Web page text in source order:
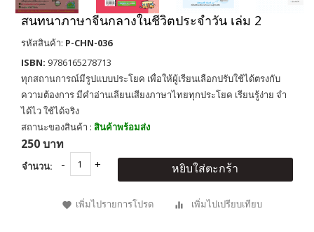
สนทนาภาษาจีนกลางในชีวิตประจำวัน เล่ม 2
รหัสสินค้า: P-CHN-036
ISBN: 9786165278713
ทุกสถานการณ์มีรูปแบบประโยค เพื่อให้ผู้เรียนเลือกปรับใช้ได้ตรงกับ
ความต้องการ มีคำอ่านเลียนเสียงภาษาไทยทุกประโยค เรียนรู้ง่าย จำ
ได้ไว ใช้ได้จริง
สถานะของสินค้า : สินค้าพร้อมส่ง
250 บาท
จำนวน: หยิบใส่ตะกร้า
เพิ่มไปรายการโปรด เพิ่มไปเปรียบเทียบ